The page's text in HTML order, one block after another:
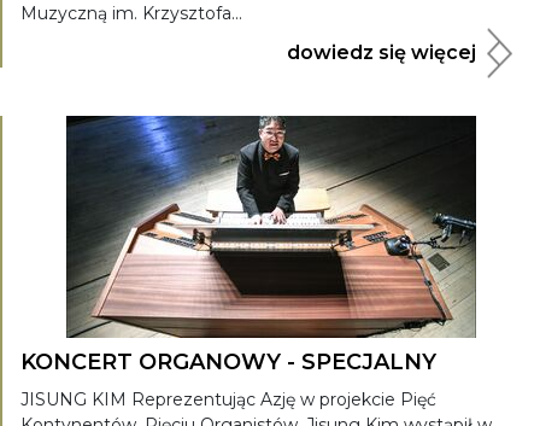
Muzyczną im. Krzysztofa...
dowiedz się więcej
KONCERT ORGANOWY - SPECJALNY
JISUNG KIM Reprezentując Azję w projekcie Pięć